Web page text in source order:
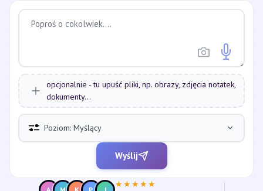
opcjonalnie - tu upuść pliki, np. obrazy, zdjęcia notatek,
dokumenty...
Poziom: Myślący
Wyślij
★★★★★